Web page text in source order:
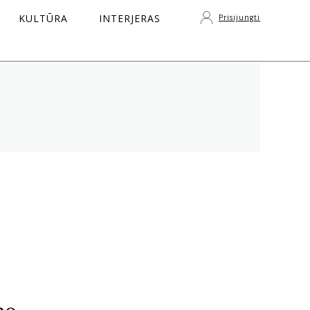
KULTŪRA
INTERJERAS
Prisijungti